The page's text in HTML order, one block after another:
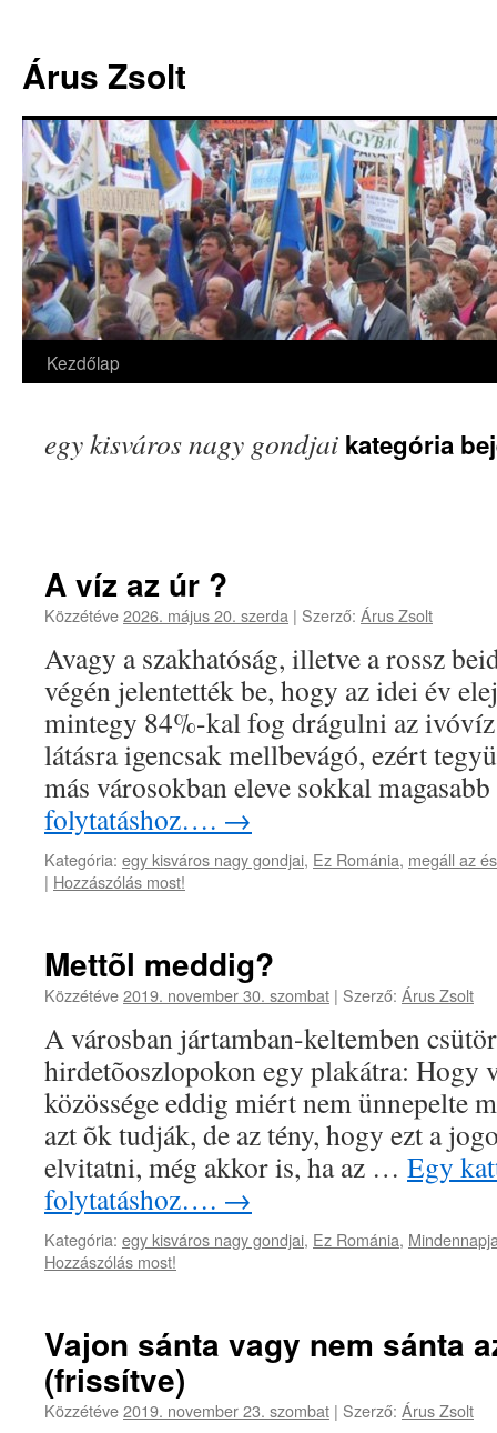
Árus Zsolt
Kilépés
tartalomba
Kezdőlap
egy kisváros nagy gondjai kategória
A víz az úr ?
Közzétéve2026. május 20. szerda | Szerző: Árus Zsolt
Avagy a szakhatóság, illetve a rossz
végén jelentették be, hogy az idei év
mintegy 84%-kal fog drágulni az
látásra igencsak mellbevágó, ezért
más városokban eleve sokkal
folytatáshoz…. →
Kategória: egy kisváros nagy gondjai, Ez Románia, megáll az
| Hozzászólás most!
Mettõl meddig?
Közzétéve2019. november 30. szombat | Szerző: Árus Zsolt
A városban jártamban-keltemben
hirdetõoszlopokon egy plakátra: Hogy
közössége eddig miért nem ünnepelte
azt õk tudják, de az tény, hogy ezt a
elvitatni, még akkor is, ha az … Egy
folytatáshoz…. →
Kategória: egy kisváros nagy gondjai, Ez Románia,
Hozzászólás most!
Vajon sánta vagy nem sánta
(frissítve)
Közzétéve2019. november 23. szombat | Szerző: Árus Zsolt